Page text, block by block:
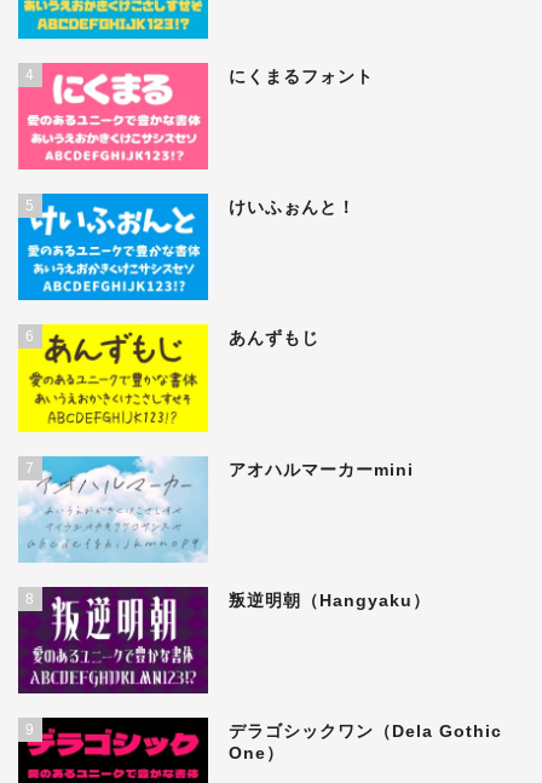
4 にくまるフォント
5 けいふぉんと！
6 あんずもじ
7 アオハルマーカーmini
8 叛逆明朝（Hangyaku）
9
デラゴシックワン（Dela Gothic
One）